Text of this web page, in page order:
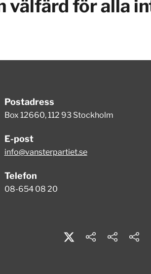
för alla
Postadress
Box 12660, 112 93 Stockholm
E-post
info@vansterpartiet.se
Telefon
08-654 08 20